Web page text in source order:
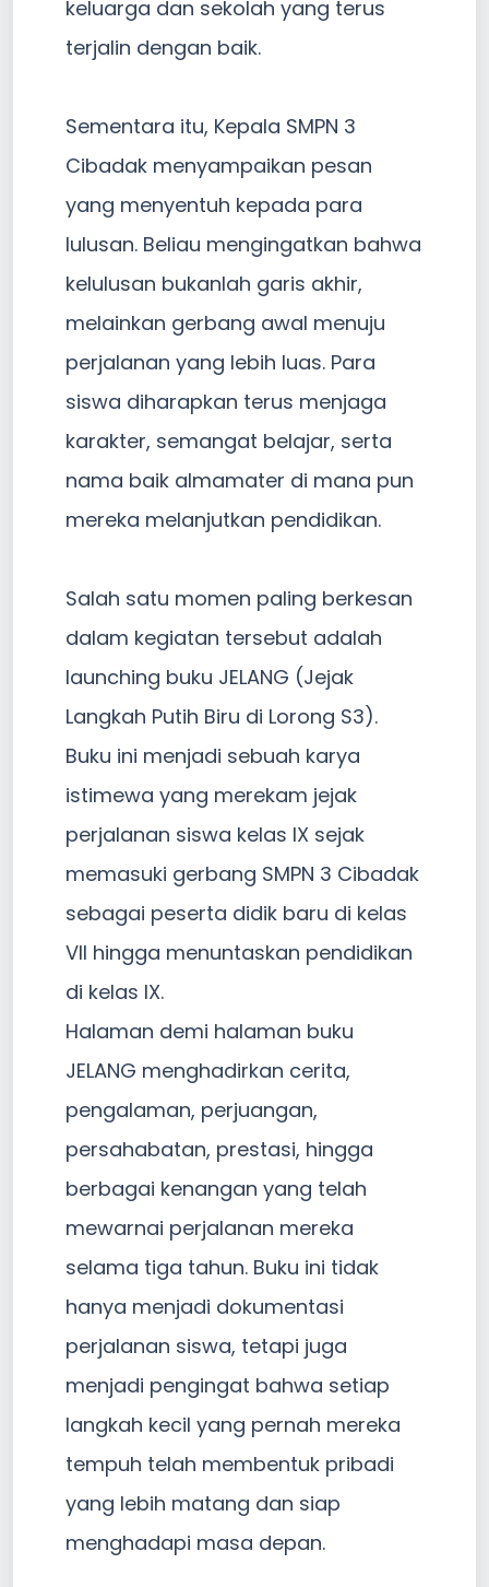
keluarga dan sekolah yang terus
terjalin dengan baik.
Sementara itu, Kepala SMPN 3
Cibadak menyampaikan pesan
yang menyentuh kepada para
lulusan. Beliau mengingatkan bahwa
kelulusan bukanlah garis akhir,
melainkan gerbang awal menuju
perjalanan yang lebih luas. Para
siswa diharapkan terus menjaga
karakter, semangat belajar, serta
nama baik almamater di mana pun
mereka melanjutkan pendidikan.
Salah satu momen paling berkesan
dalam kegiatan tersebut adalah
launching buku JELANG (Jejak
Langkah Putih Biru di Lorong S3).
Buku ini menjadi sebuah karya
istimewa yang merekam jejak
perjalanan siswa kelas IX sejak
memasuki gerbang SMPN 3 Cibadak
sebagai peserta didik baru di kelas
VII hingga menuntaskan pendidikan
di kelas IX.
Halaman demi halaman buku
JELANG menghadirkan cerita,
pengalaman, perjuangan,
persahabatan, prestasi, hingga
berbagai kenangan yang telah
mewarnai perjalanan mereka
selama tiga tahun. Buku ini tidak
hanya menjadi dokumentasi
perjalanan siswa, tetapi juga
menjadi pengingat bahwa setiap
langkah kecil yang pernah mereka
tempuh telah membentuk pribadi
yang lebih matang dan siap
menghadapi masa depan.